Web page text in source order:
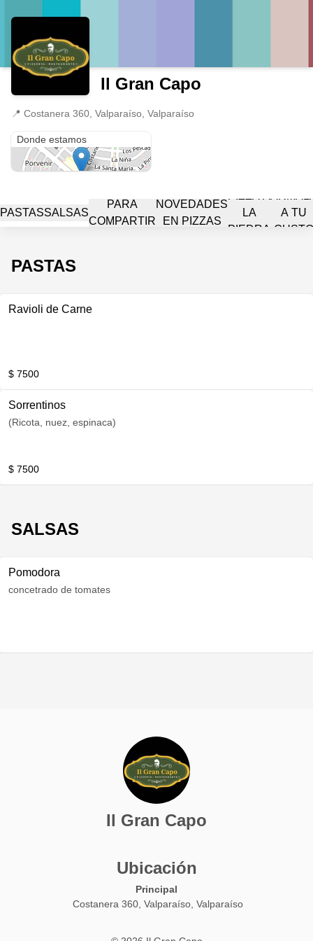
Il Gran Capo
📍 Costanera 360, Valparaíso, Valparaíso
Donde estamos
PASTASSALSAS
PARA
COMPARTIR
NOVEDADES
EN PIZZAS
LA
PIEDRA
A TU
GUSTO
PASTAS
Ravioli de Carne
$ 7500
Sorrentinos
(Ricota, nuez, espinaca)
$ 7500
SALSAS
Pomodora
concetrado de tomates
Il Gran Capo
Ubicación
Principal
Costanera 360, Valparaíso, Valparaíso